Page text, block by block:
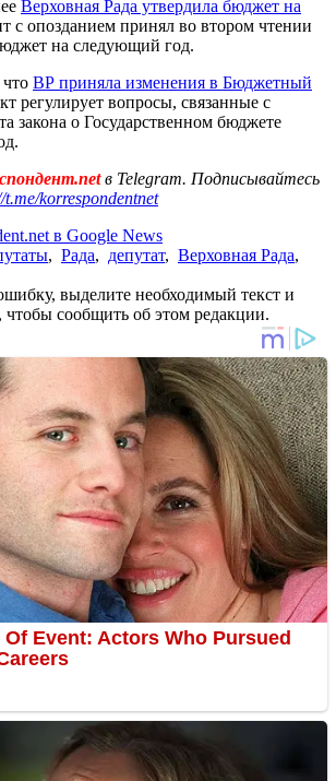
Верховная Рада утвердила бюджет на
с опозданием принял во втором чтении
на следующий год.
ВР приняла изменения в Бюджетный
регулирует вопросы, связанные с
закона о Государственном бюджете
в Telegram. Подписывайтесь
t.me/korrespondentnet
в Google News
, Рада, депутат, Верховная Рада,
выделите необходимый текст и
сообщить об этом редакции.